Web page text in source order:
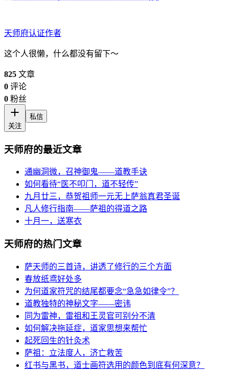
天师府认证作者
这个人很懒，什么都没有留下～
825 文章
0 评论
0 粉丝
关注
私信
天师府的最近文章
通幽洞微，召神御鬼——道教手诀
如何看待“医不叩门，道不轻传”
九月廿三，恭贺祖师一元无上萨翁真君圣诞
凡人修行指南——萨祖的得道之路
十月一，送寒衣
天师府的热门文章
萨天师的三首诗，讲透了修行的三个方面
春放纸鸢好处多
为何道家符咒的结尾都要念“急急如律令”？
道教独特的神秘文字——密讳
同为雷神，雷祖和王灵官可别分不清
如何解决拖延症，道家思想来帮忙
起死回生的针灸术
萨祖：立法度人，济亡救苦
红书与黑书，道士画符选用的颜色到底有何深意？